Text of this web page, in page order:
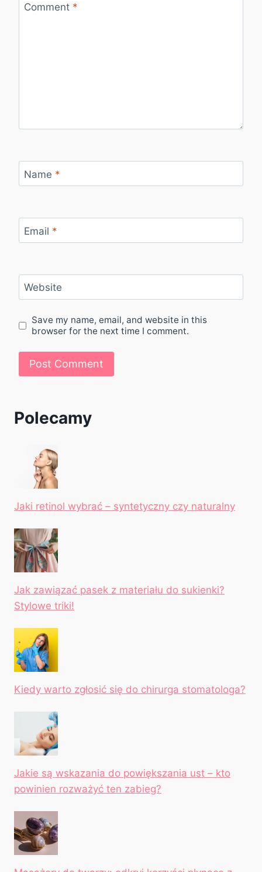
Comment *
Name *
Email *
Website
Save my name, email, and website in this
browser for the next time I comment.
Polecamy
Jaki retinol wybrać – syntetyczny czy naturalny
Jak zawiązać pasek z materiału do sukienki?
Stylowe triki!
Kiedy warto zgłosić się do chirurga stomatologa?
Jakie są wskazania do powiększania ust – kto
powinien rozważyć ten zabieg?